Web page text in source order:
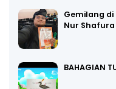
Gemilang di
Nur
BAHAGIAN